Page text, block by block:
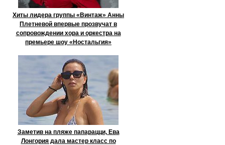
Хиты лидера группы «Винтаж» Анны
Плетневой впервые прозвучат в
сопровождении хора и оркестра на
премьере шоу «Ностальгия»
Заметив на пляже папарацци, Ева
Лонгория дала мастер класс по